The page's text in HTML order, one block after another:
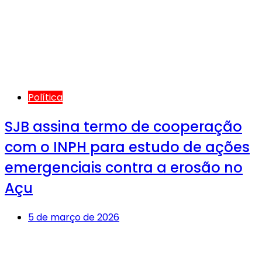
Política
SJB assina termo de cooperação
com o INPH para estudo de ações
emergenciais contra a erosão no
Açu
5 de março de 2026